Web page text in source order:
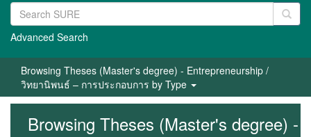
Advanced Search
Browsing Theses (Master's degree) - Entrepreneurship /
วิทยานิพนธ์ – การประกอบการ by Type
Browsing Theses (Master's degree) -